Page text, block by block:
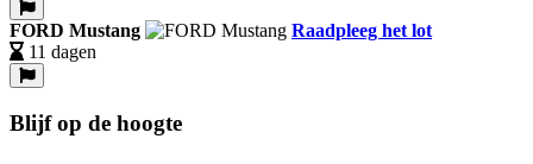
FORD Mustang
Raadpleeg het lot
11 dagen
Blijf op de hoogte